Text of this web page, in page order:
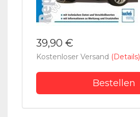
39,90 €
Kostenloser Versand (Details)
Bestellen